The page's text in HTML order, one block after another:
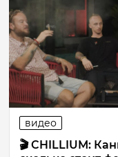
видео
🎬 CHILLIUM: